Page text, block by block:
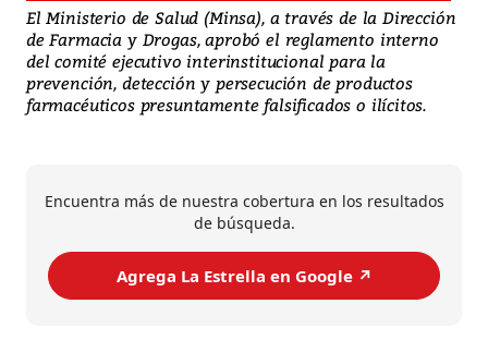
El Ministerio de Salud (Minsa), a través de la Dirección
de Farmacia y Drogas, aprobó el reglamento interno
del comité ejecutivo interinstitucional para la
prevención, detección y persecución de productos
farmacéuticos presuntamente falsificados o ilícitos.
Encuentra más de nuestra cobertura en los resultados
de búsqueda.
Agrega La Estrella en Google ↗️